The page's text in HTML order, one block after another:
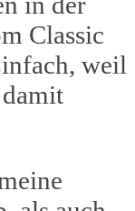
Classic
weil